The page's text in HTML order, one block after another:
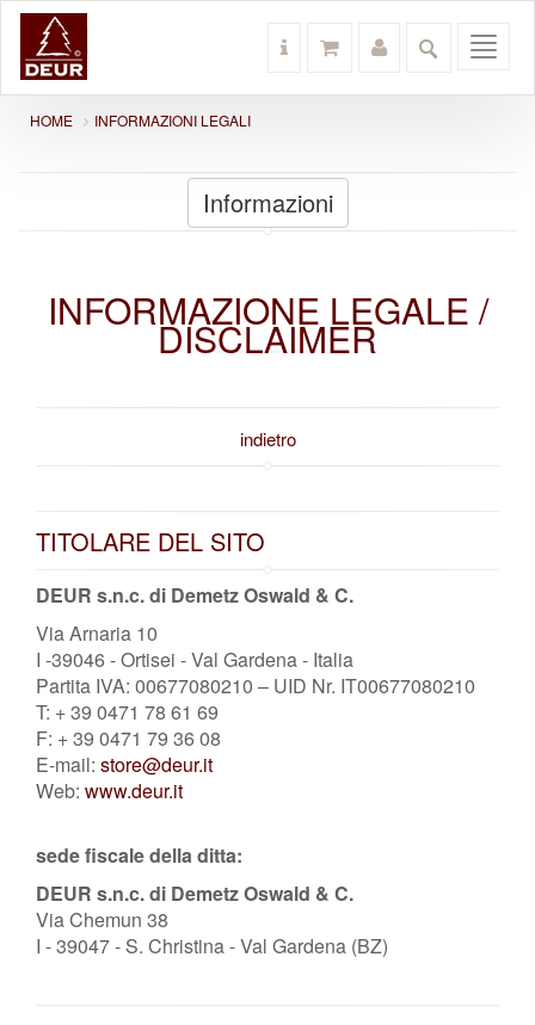
HOME INFORMAZIONI LEGALI
Informazioni
INFORMAZIONE LEGALE /
DISCLAIMER
indietro
TITOLARE DEL SITO
DEUR s.n.c. di Demetz Oswald & C.
Via Arnaria 10
I -39046 - Ortisei - Val Gardena - Italia
Partita IVA: 00677080210 – UID Nr. IT00677080210
T: + 39 0471 78 61 69
F: + 39 0471 79 36 08
E-mail: store@deur.it
Web: www.deur.it
sede fiscale della ditta:
DEUR s.n.c. di Demetz Oswald & C.
Via Chemun 38
I - 39047 - S. Christina - Val Gardena (BZ)